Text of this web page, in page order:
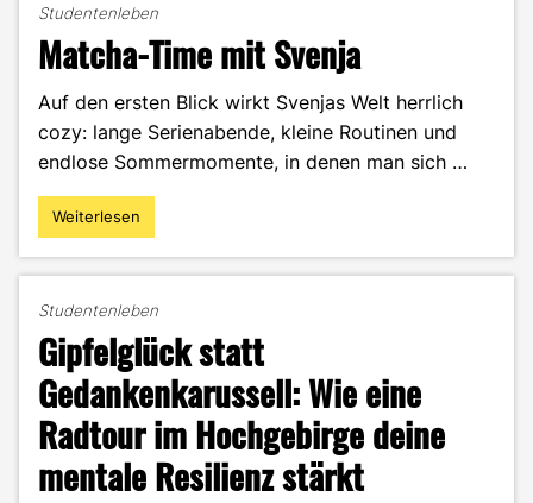
Studentenleben
Matcha-Time mit Svenja
Auf den ersten Blick wirkt Svenjas Welt herrlich
cozy: lange Serienabende, kleine Routinen und
endlose Sommermomente, in denen man sich …
"Matcha-
Time
Weiterlesen
Studentenleben
Gipfelglück statt
Gedankenkarussell: Wie eine
Radtour im Hochgebirge deine
mentale Resilienz stärkt